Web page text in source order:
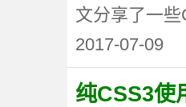
文分享了一
2017-07-09
纯CSS3使